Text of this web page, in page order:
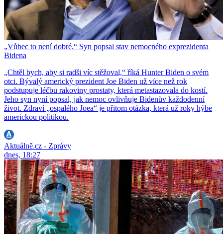
„Vůbec to není dobré.“ Syn popsal stav nemocného exprezidenta
Bidena
„Chtěl bych, aby si radši víc stěžoval,“ říká Hunter Biden o svém
otci. Bývalý americký prezident Joe Biden už více než rok
podstupuje léčbu rakoviny prostaty, která metastazovala do kostí.
Jeho syn nyní popsal, jak nemoc ovlivňuje Bidenův každodenní
život. Zdraví „ospalého Joea“ je přitom otázka, která už roky hýbe
americkou politikou.
Aktuálně.cz - Zprávy
dnes, 18:27